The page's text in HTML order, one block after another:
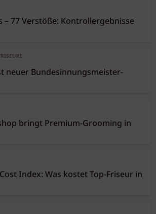
– 77 Verstöße: Kontrollergebnisse
neuer Bundesinnungsmeister-
bringt Premium-Grooming in
Index: Was kostet Top-Friseur in